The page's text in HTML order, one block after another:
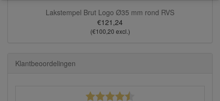
Lakstempel Brut Logo Ø35 mm rond RVS
€121,24
(€100,20 excl.)
Klantbeoordelingen